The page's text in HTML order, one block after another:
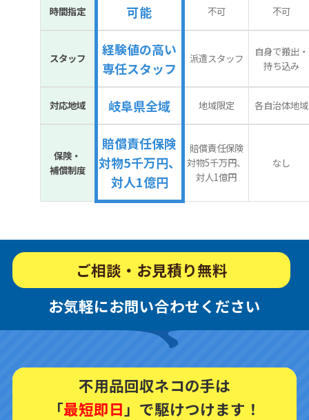
時間指定 可能 不可 不可
スタッフ
経験値の高い
専任スタッフ
派遣スタッフ
自身で搬出・
持ち込み
対応地域 岐阜県全域 地域限定 各自治体地域
保険・
補償制度
賠償責任保険
対物5千万円、
対人1億円
賠償責任保険
対物5千万円、
対人1億円
なし
ご相談・お見積り無料
お気軽にお問い合わせください
不用品回収ネコの手は
「最短即日 」で駆けつけます！